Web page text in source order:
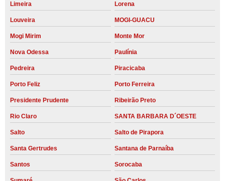
Limeira Lorena
Louveira MOGI-GUACU
Mogi Mirim Monte Mor
Nova Odessa Paulínia
Pedreira Piracicaba
Porto Feliz Porto Ferreira
Presidente Prudente Ribeirão Preto
Rio Claro SANTA BARBARA D´OESTE
Salto Salto de Pirapora
Santa Gertrudes Santana de Parnaíba
Santos Sorocaba